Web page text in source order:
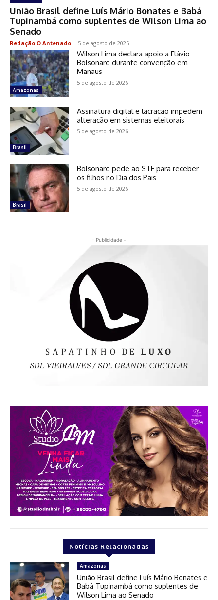
União Brasil define Luís Mário Bonates e Babá
Tupinambá como suplentes de Wilson Lima ao
Senado
Redação O Antenado - 5 de agosto de 2026
Amazonas
Wilson Lima declara apoio a Flávio
Bolsonaro durante convenção em
Manaus
5 de agosto de 2026
Brasil
Assinatura digital e lacração impedem
alteração em sistemas eleitorais
5 de agosto de 2026
Brasil
Bolsonaro pede ao STF para receber
os filhos no Dia dos Pais
5 de agosto de 2026
- Publicidade -
Notícias Relacionadas
Amazonas
União Brasil define Luís Mário Bonates e
Babá Tupinambá como suplentes de
Wilson Lima ao Senado